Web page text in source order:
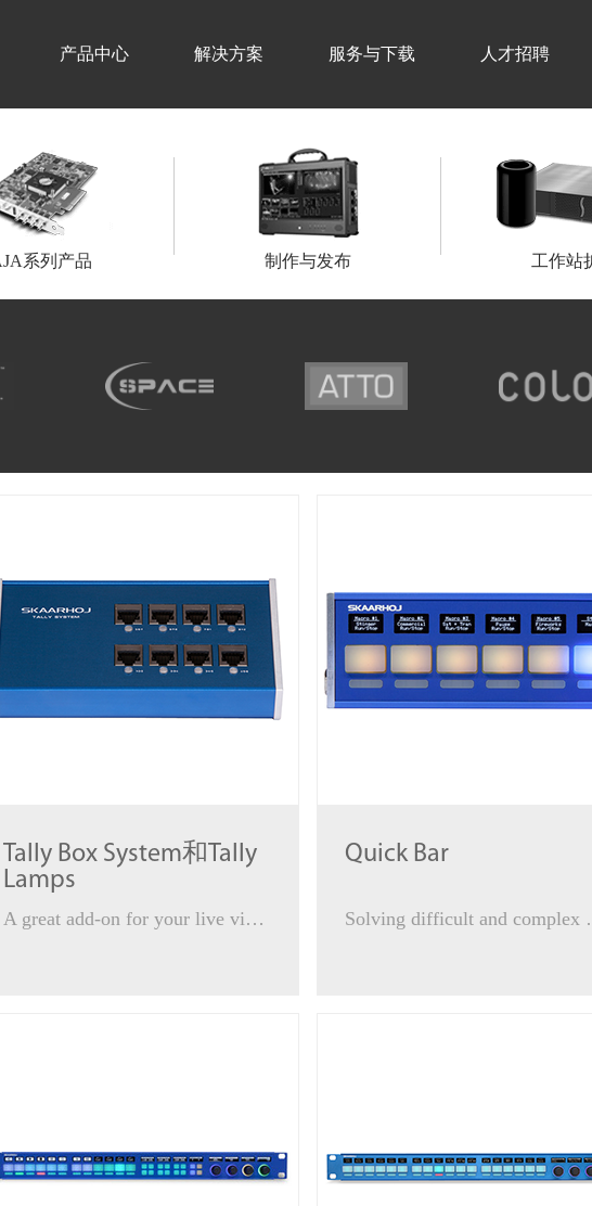
产品中心 解决方案 服务与下载 人才招聘
系列产品 制作与发布 工作站
Tally Box System和Tally
Lamps
A great add-on for your live video-production
Quick Bar